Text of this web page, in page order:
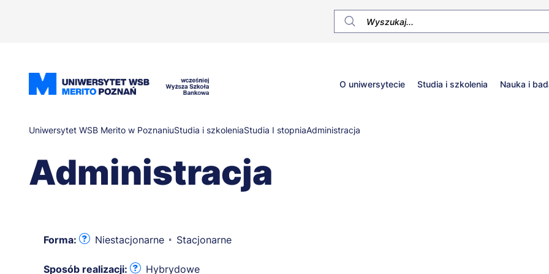
Główne
menu
O uniwersytecie Studia i szkolenia Nauka i
Ścieżka
nawigacyjna
Uniwersytet WSB Merito w PoznaniuStudia i szkoleniaStudia I stopniaAdministracja
Administracja
Forma: Niestacjonarne Stacjonarne
Sposób realizacji:
Hybrydowe